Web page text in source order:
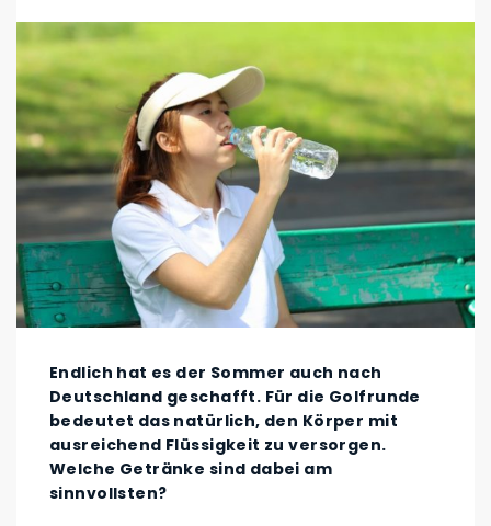
Endlich hat es der Sommer auch nach
Deutschland geschafft. Für die Golfrunde
bedeutet das natürlich, den Körper mit
ausreichend Flüssigkeit zu versorgen.
Welche Getränke sind dabei am
sinnvollsten?